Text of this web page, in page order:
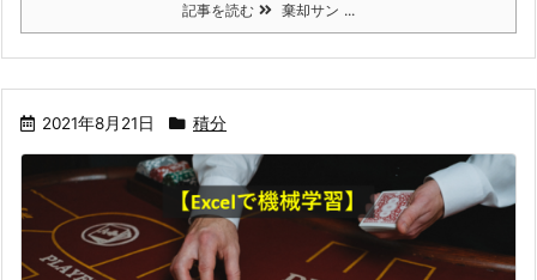
記事を読む 棄却サン ...
2021年8月21日 積分